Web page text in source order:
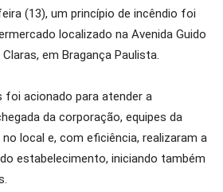
(13), um princípio de incêndio foi
localizado na Avenida Guido
em Bragança Paulista.
foi acionado para atender a
da corporação, equipes da
local e, com eficiência, realizaram a
estabelecimento, iniciando também